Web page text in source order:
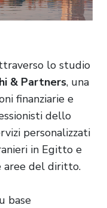
lo studio
& Partners, una
finanziarie e
dello
personalizzati
in Egitto e
aree del diritto.
base